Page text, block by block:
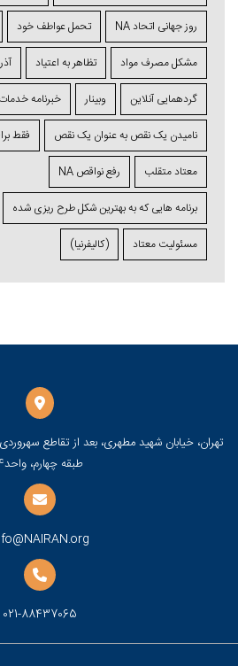
روز جهانی اتحاد NA تحمل عواطف خود
مشکل مصرف مواد تظاهر به اعتیاد آذر1400
گردهمایی آنلاین وبینار خبرنامه خدمات
نامیدن یک نقص به عنوان یک نقص فقط برای
معتاد متقلب رفع نواقص NA
برنامه ⁯هایی که به بهترین شکل طرح ⁯ریزی ⁯شده
مسئولیت معتاد (کالیفرنیا)
طبقه چهارم، واحد4
021-88437065